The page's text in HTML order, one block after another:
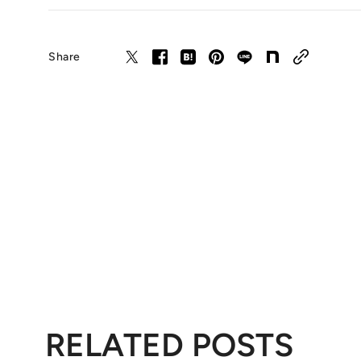
Share
RELATED POSTS